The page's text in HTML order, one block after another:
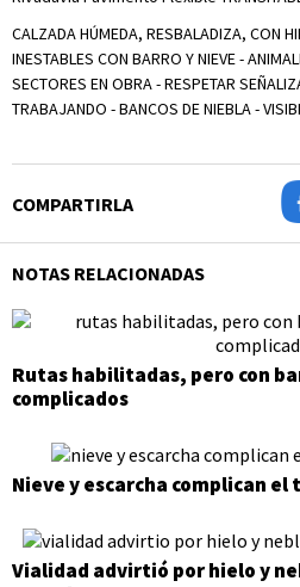
CALZADA HÚMEDA, RESBALADIZA, CON
INESTABLES CON BARRO Y NIEVE -
SECTORES EN OBRA - RESPETAR
TRABAJANDO - BANCOS DE NIEBLA -
COMPARTIRLA
NOTAS RELACIONADAS
Rutas habilitadas, pero con
complicados
Nieve y escarcha complican
Vialidad advirtió por hielo y